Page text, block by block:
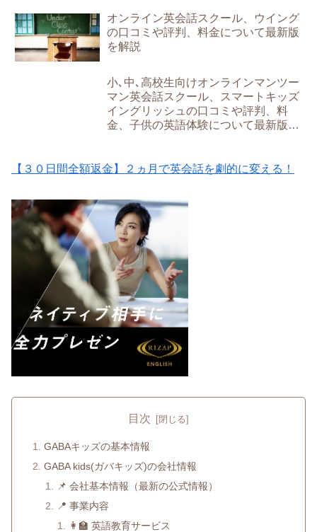
オンライン英会話スクール、ウイング
の口コミや評判、料金について最新版
を解説
小､中､高校生向けオンラインマンツー
マン英会話スクール、スマートキッズ
イングリッシュの口コミや評判、料
金、子供の英語体験について最新版を
【３０日間全額返金】２ヵ月で英会話を劇的に変える！
目次
GABAキッズの基本情報
GABA kids(ガバキッズ)の会社情報
📌 会社基本情報（最新の公式情報）
📍 事業内容
👩‍🏫 英語教育サービス